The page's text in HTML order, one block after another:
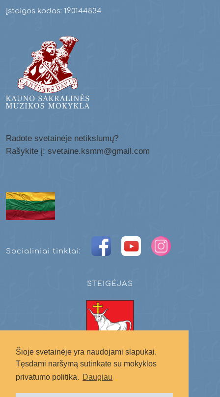
Šioje svetainėje yra naudojami slapukai.
Tęsdami naršymą sutinkate su mokyklos
privatumo politika. Daugiau
Įstaigos kodas: 190144834
Radote svetainėje netikslumų?
Rašykite į: svetaine.ksmm@gmail.com
Socialiniai tinklai:
STEIGĖJAS
Kauno miesto savivaldybė